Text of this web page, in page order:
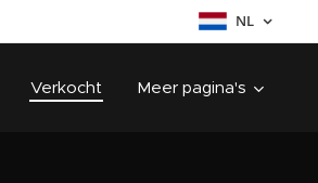
NL
Verkocht Meer pagina's